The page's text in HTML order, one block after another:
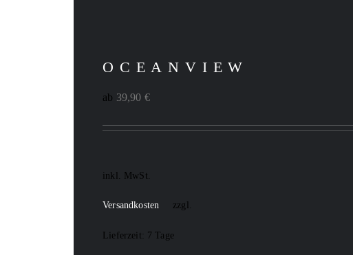
OCEANVIEW
ab 39,90 €
inkl. MwSt.
zzgl.
Versandkosten
Lieferzeit: 7 Tage